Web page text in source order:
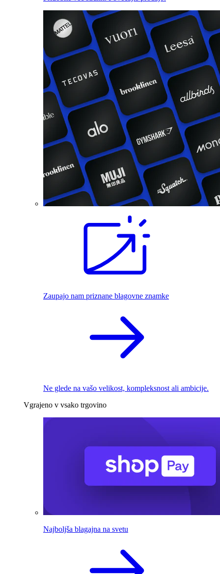
Zaupajo nam priznane blagovne znamke
Ne glede na vašo velikost, kompleksnost ali ambicije.
Vgrajeno v vsako trgovino
Najboljša blagajna na svetu